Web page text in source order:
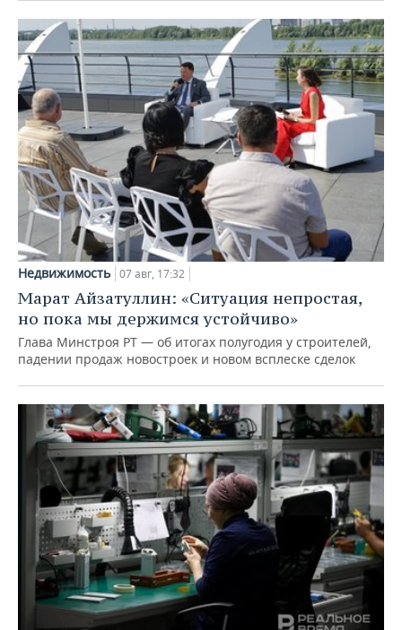
Недвижимость 07 авг, 17:32
Марат Айзатуллин: «Ситуация непростая,
но пока мы держимся устойчиво»
Глава Минстроя РТ — об итогах полугодия у строителей,
падении продаж новостроек и новом всплеске сделок